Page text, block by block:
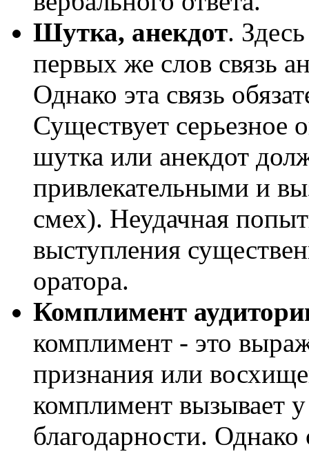
Шутка, анекдот.
первых же слов связь
Однако эта связь
Существует серьезное
шутка или анекдот
привлекательными и
смех). Неудачная
выступления
оратора.
Комплимент
комплимент - это
признания или
комплимент вызывает
благодарности.